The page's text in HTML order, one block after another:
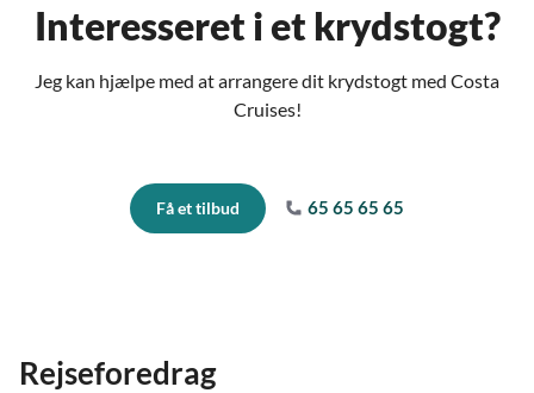
Interesseret i et krydstogt?
Jeg kan hjælpe med at arrangere dit krydstogt med Costa
Cruises!
Få et tilbud 65 65 65 65
Rejseforedrag